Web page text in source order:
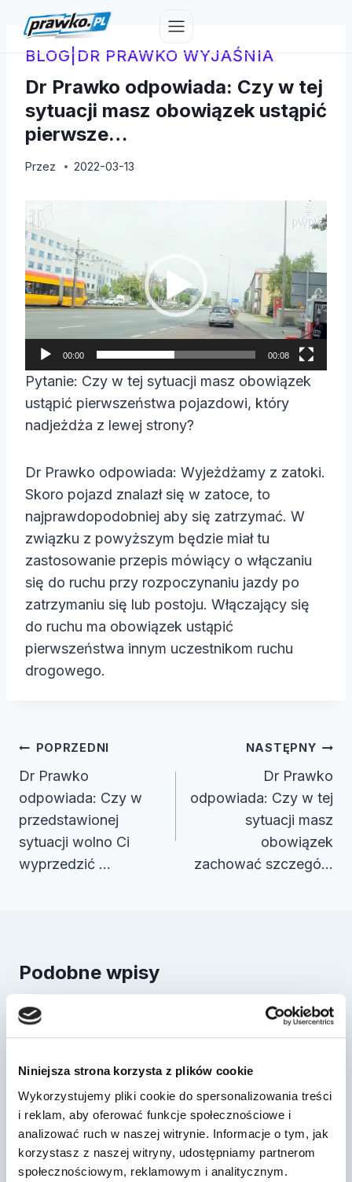
Niniejsza strona korzysta z plików cookie
Wykorzystujemy pliki cookie do spersonalizowania treści
i reklam, aby oferować funkcje społecznościowe i
analizować ruch w naszej witrynie. Informacje o tym, jak
korzystasz z naszej witryny, udostępniamy partnerom
społecznościowym, reklamowym i analitycznym.
treściBLOG| DR PRAWKO WYJAŚNIA
Dr Prawko odpowiada: Czy w tej
sytuacji masz obowiązek ustąpić
pierwsze…
Przez 2022-03-13
O
d
t
w
a
r
z
c
z
v
d
e
o
00:00 00:08
Pytanie: Czy w tej sytuacji masz obowiązek
ustąpić pierwszeństwa pojazdowi, który
nadjeżdża z lewej strony?
Dr Prawko odpowiada: Wyjeżdżamy z zatoki.
Skoro pojazd znalazł się w zatoce, to
najprawdopodobniej aby się zatrzymać. W
związku z powyższym będzie miał tu
zastosowanie przepis mówiący o włączaniu
się do ruchu przy rozpoczynaniu jazdy po
zatrzymaniu się lub postoju. Włączający się
do ruchu ma obowiązek ustąpić
pierwszeństwa innym uczestnikom ruchu
drogowego.
Nawigacja
wpisu
POPRZEDNI
Dr Prawko
odpowiada: Czy w
przedstawionej
sytuacji wolno Ci
wyprzedzić …
NASTĘPNY
Dr Prawko
odpowiada: Czy w tej
sytuacji masz
obowiązek
zachować szczegó…
Podobne wpisy
Dr Prawko odpowiada: Czy w tej
celu ust…
Przez 2022-03-13